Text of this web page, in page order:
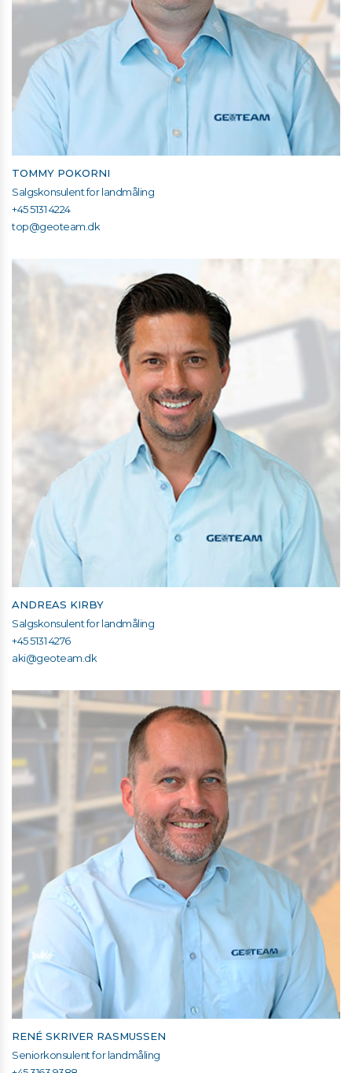
TOMMY POKORNI
Salgskonsulent for landmåling
+45 5131 4224
top@geoteam.dk
ANDREAS KIRBY
Salgskonsulent for landmåling
+45 5131 4276
aki@geoteam.dk
RENÉ SKRIVER RASMUSSEN
Seniorkonsulent for landmåling